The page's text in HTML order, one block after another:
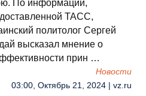
По информации,
ТАСС,
политолог Сергей
высказал мнение о
прин …
Новости
03:00, Октябрь 21, 2024 | vz.ru